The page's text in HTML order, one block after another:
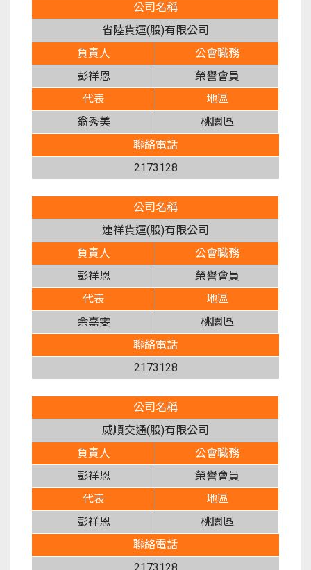
公司名稱
省陸貨運(股)有限公司
負責人
彭祥恩
公會職務
榮譽會員
代表
翁秀美
地區
桃園區
聯絡電話
2173128
公司名稱
連祥貨運(股)有限公司
負責人
彭祥恩
公會職務
榮譽會員
代表
余嘉雯
地區
桃園區
聯絡電話
2173128
公司名稱
威順交通(股)有限公司
負責人
彭祥恩
公會職務
榮譽會員
代表
彭祥恩
地區
桃園區
聯絡電話